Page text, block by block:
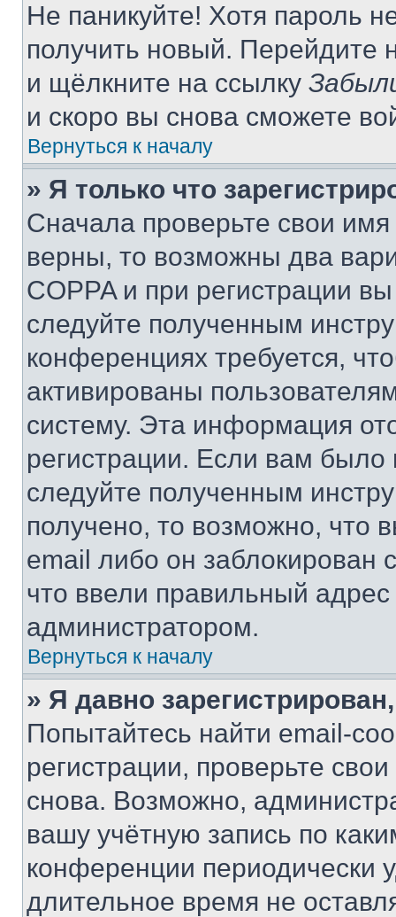
Не паникуйте! Хотя пароль
получить новый. Перейдите
и щёлкните на ссылку
и скоро вы снова сможете
Вернуться к началу
» Я только что
Сначала проверьте свои
верны, то возможны два
COPPA и при регистрации
следуйте полученным
конференциях требуется,
активированы
систему. Эта информация
регистрации. Если вам
следуйте полученным
получено, то возможно, что
email либо он
что ввели правильный адрес
администратором.
Вернуться к началу
» Я давно
Попытайтесь найти email-
регистрации, проверьте
снова. Возможно,
вашу учётную запись по
конференции периодически
длительное время не